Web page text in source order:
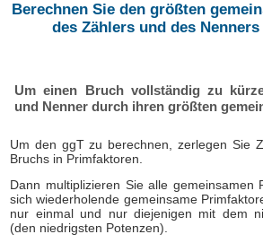
Berechnen Sie den größten
des Zählers und des
Um einen Bruch vollständig zu
und Nenner durch ihren größten
Um den ggT zu berechnen, zerlegen Sie
Bruchs in Primfaktoren.
Dann multiplizieren Sie alle gemeinsamen
sich wiederholende gemeinsame
nur einmal und nur diejenigen mit dem
(den niedrigsten Potenzen).